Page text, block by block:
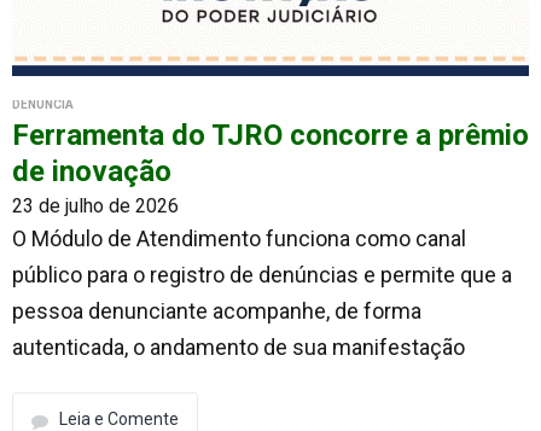
DENÚNCIA
Ferramenta do TJRO concorre a prêmio
de inovação
23 de julho de 2026
O Módulo de Atendimento funciona como canal
público para o registro de denúncias e permite que a
pessoa denunciante acompanhe, de forma
autenticada, o andamento de sua manifestação
Leia e Comente